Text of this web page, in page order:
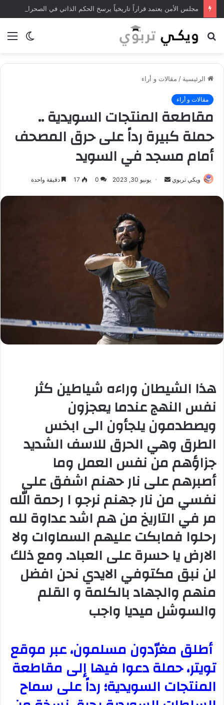
الوضع
بحث
الرئيسية / مقالات و أراء
مقالات و أراء
مقاطعة المنتجات السويدية ..
حملة كبيرة رداً على حرق المصحف
أمام مسجد في السويد
ويكي تربوي
د
ا
إ
ر
يونيو 30, 2023 0
17 دقيقة واحدة
هذا الشيطان وراءه شياطين كثر
نفس النهج عندما يعجزون
ويصطدمون يلجأون الى ابخس
الطرق وهي الحرق للاسف الشديد
جزاؤهم من نفس العمل وما
أصبرهم على نار حهنم اشفق على
نفسي من نار جهنم نرجو ا رحمة الله
مر في التاريخ من هم اشد عداوة لله
رحلوا فمابكت عليهم السماوات ولا
الارض يا حسرة على العباد. ومع ذلك
لن نبق مكتوفي الايدي نحن افضل
منهم والجهاد بالكلمة و القلم
والسوشل ميديا واجب
أطلق مغرّدون مسلمون، عبر موقع
تويتر، حملة دعوا فيها إلى مقاطعة
المنتجات السويدية؛ رداً على سماح